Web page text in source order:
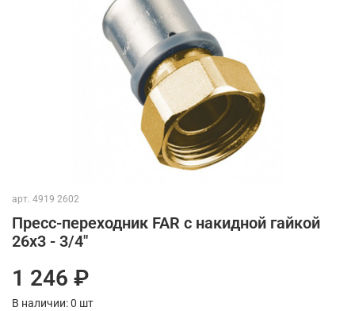
арт. 4919 2602
Пресс-переходник FAR с накидной гайкой
26х3 - 3/4"
1 246 ₽
В наличии:0 шт